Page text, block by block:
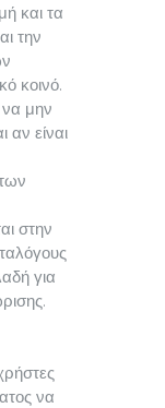
και τα
την
κοινό.
να μην
αν είναι
στην
για
να